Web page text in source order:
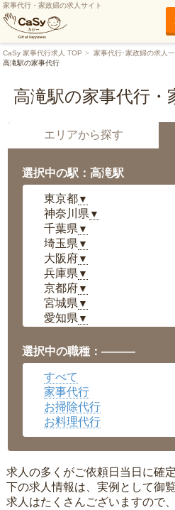
家事代行・家政婦の求人サイト
CaSy 家事代行求人 TOP 家事代行･家政婦の求人
高滝駅の家事代行
高滝駅の家事代行・
エリアから探す
選択中の駅：高滝駅
東京都▼
神奈川県 ▼
千葉県 ▼
埼玉県 ▼
大阪府▼
兵庫県 ▼
京都府▼
宮城県 ▼
愛知県 ▼
岡山県▼
広島県▼
沖縄県
選択中の職種：———
すべて
家事代行
お掃除代行
お料理代行
求人の多くがご依頼日当日に確
下の求人情報は、実例として御覧
求人はたくさんございますので